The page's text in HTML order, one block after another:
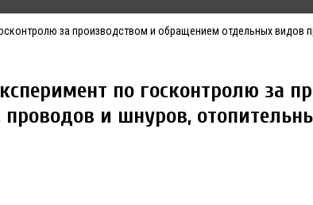
за производством и обращением отдельных видов
по госконтролю за
и шнуров,